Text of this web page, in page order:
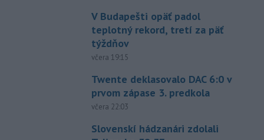
V Budapešti opäť padol
teplotný rekord, tretí za päť
týždňov
včera 19:15
Twente deklasovalo DAC 6:0 v
prvom zápase 3. predkola
včera 22:03
Slovenskí hádzanári zdolali